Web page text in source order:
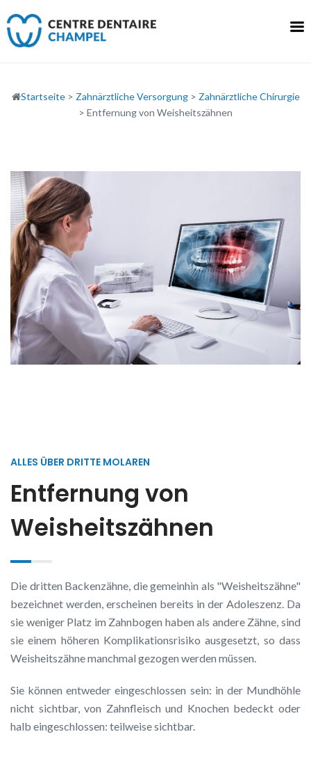
to
content
Startseite> Zahnärztliche Versorgung > Zahnärztliche Chirurgie
> Entfernung von Weisheitszähnen
ALLES ÜBER DRITTE MOLAREN
Entfernung von
Weisheitszähnen
Die dritten Backenzähne, die gemeinhin als "Weisheitszähne"
bezeichnet werden, erscheinen bereits in der Adoleszenz. Da
sie weniger Platz im Zahnbogen haben als andere Zähne, sind
sie einem höheren Komplikationsrisiko ausgesetzt, so dass
Weisheitszähne manchmal gezogen werden müssen.
Sie können entweder eingeschlossen sein: in der Mundhöhle
nicht sichtbar, von Zahnfleisch und Knochen bedeckt oder
halb eingeschlossen: teilweise sichtbar.